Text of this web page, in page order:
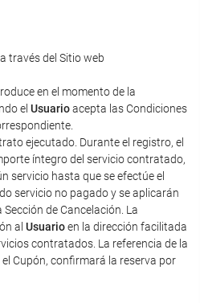
través del Sitio web
en el momento de la
el Usuarioacepta las Condiciones
ejecutado. Durante el registro, el
íntegro del servicio contratado,
servicio hasta que se efectúe el
servicio no pagado y se aplicarán
de Cancelación. La
al Usuarioen la dirección facilitada
contratados. La referencia de la
Cupón, confirmará la reserva por